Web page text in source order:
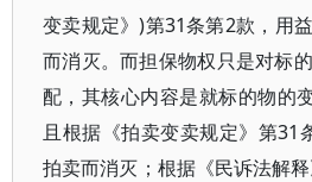
变卖规定》)第31条第2款，用
而消灭。而担保物权只是对标
配，其核心内容是就标的物的
且根据《拍卖变卖规定》第31
拍卖而消灭；根据《民诉法解